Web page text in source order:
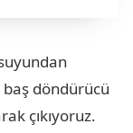
döndürücü
çıkıyoruz.